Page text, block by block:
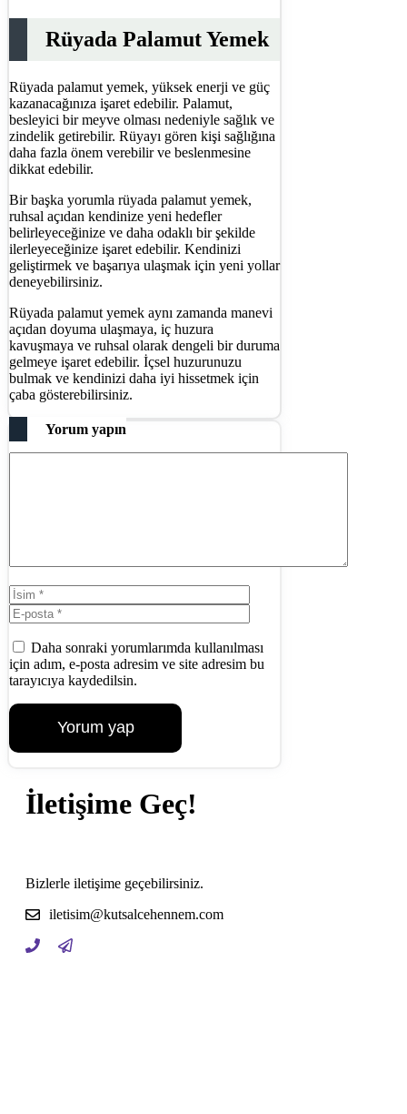
Rüyada Palamut Yemek
Rüyada palamut yemek, yüksek enerji ve güç
kazanacağınıza işaret edebilir. Palamut,
besleyici bir meyve olması nedeniyle sağlık ve
zindelik getirebilir. Rüyayı gören kişi sağlığına
daha fazla önem verebilir ve beslenmesine
dikkat edebilir.
Bir başka yorumla rüyada palamut yemek,
ruhsal açıdan kendinize yeni hedefler
belirleyeceğinize ve daha odaklı bir şekilde
ilerleyeceğinize işaret edebilir. Kendinizi
geliştirmek ve başarıya ulaşmak için yeni yollar
deneyebilirsiniz.
Rüyada palamut yemek aynı zamanda manevi
açıdan doyuma ulaşmaya, iç huzura
kavuşmaya ve ruhsal olarak dengeli bir duruma
gelmeye işaret edebilir. İçsel huzurunuzu
bulmak ve kendinizi daha iyi hissetmek için
çaba gösterebilirsiniz.
Yorum yapın
İsim
posta
sitesi
Daha sonraki yorumlarımda kullanılması
için adım, e-posta adresim ve site adresim bu
tarayıcıya kaydedilsin.
İletişime Geç!
Bizlerle iletişime geçebilirsiniz.
iletisim@kutsalcehennem.com